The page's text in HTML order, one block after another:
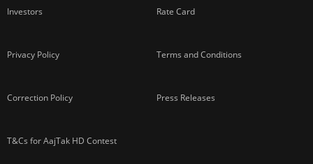
Investors Rate Card
Privacy Policy Terms and Conditions
Correction Policy Press Releases
T&Cs for AajTak HD Contest